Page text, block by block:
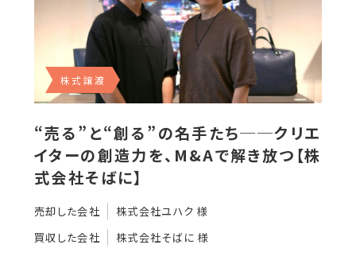
株式譲渡
“売る”と“創る”の名手たち──クリエ
イターの創造力を、M&Aで解き放つ【株
式会社そばに】
売却した会社
株式会社ユハク 様
買収した会社
株式会社そばに 様